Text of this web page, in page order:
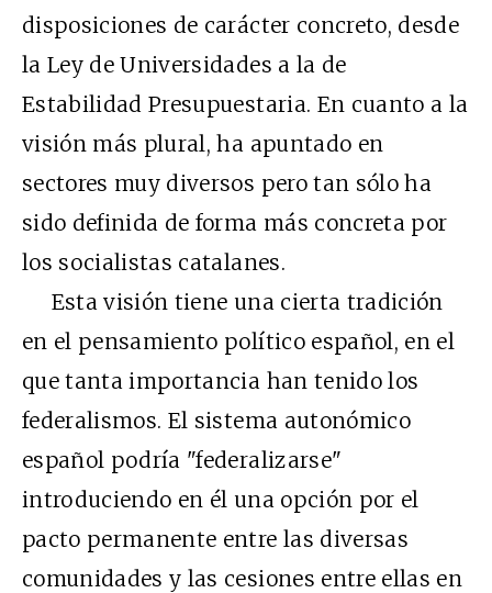
disposiciones de carácter concreto, desde
la Ley de Universidades a la de
Estabilidad Presupuestaria. En cuanto a la
visión más plural, ha apuntado en
sectores muy diversos pero tan sólo ha
sido definida de forma más concreta por
los socialistas catalanes.
Esta visión tiene una cierta tradición
en el pensamiento político español, en el
que tanta importancia han tenido los
federalismos. El sistema autonómico
español podría "federalizarse"
introduciendo en él una opción por el
pacto permanente entre las diversas
comunidades y las cesiones entre ellas en